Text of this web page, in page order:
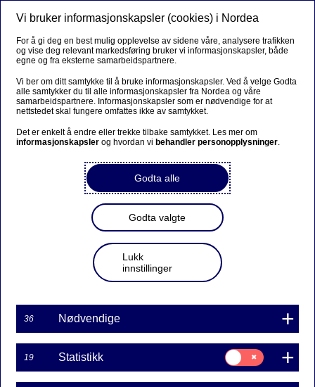
Vi bruker informasjonskapsler (cookies) i Nordea
For å gi deg en best mulig opplevelse av sidene våre, analysere trafikken
og vise deg relevant markedsføring bruker vi informasjonskapsler, både
egne og fra eksterne samarbeidspartnere.
Vi ber om ditt samtykke til å bruke informasjonskapsler. Ved å velge Godta
alle samtykker du til alle informasjonskapsler fra Nordea og våre
samarbeidspartnere. Informasjonskapsler som er nødvendige for at
nettstedet skal fungere omfattes ikke av samtykket.
Det er enkelt å endre eller trekke tilbake samtykket. Les mer om
informasjonskapsler og hvordan vi behandler personopplysninger.
Godta alle
Godta valgte
Lukk
innstillinger
36 Nødvendige
19 Statistikk
Samtykke
til:
Statistikk